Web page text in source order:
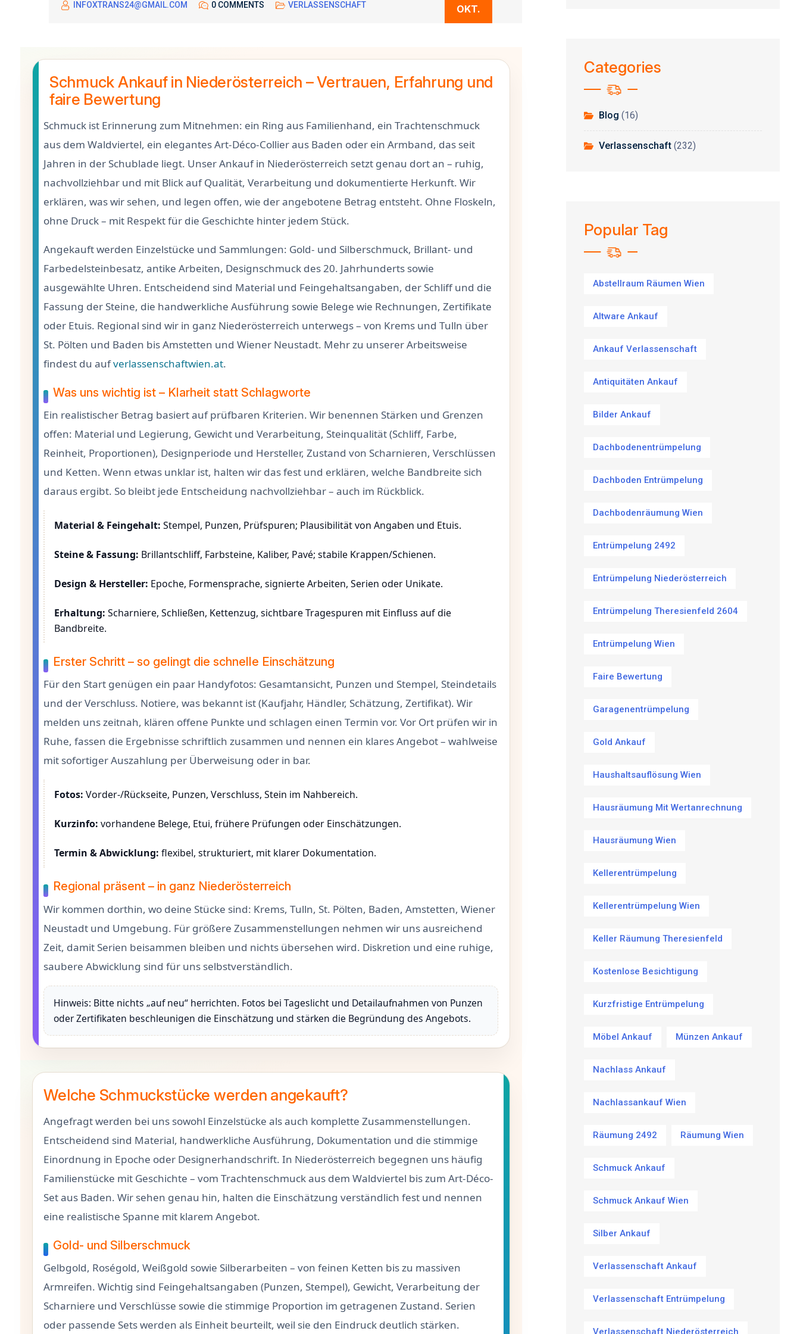
OKT.
INFOXTRANS24@GMAIL.COM 0 COMMENTS VERLASSENSCHAFT
Schmuck Ankauf in Niederösterreich – Vertrauen, Erfahrung und
faire Bewertung
Schmuck ist Erinnerung zum Mitnehmen: ein Ring aus Familienhand, ein Trachtenschmuck
aus dem Waldviertel, ein elegantes Art-Déco-Collier aus Baden oder ein Armband, das seit
Jahren in der Schublade liegt. Unser Ankauf in Niederösterreich setzt genau dort an – ruhig,
nachvollziehbar und mit Blick auf Qualität, Verarbeitung und dokumentierte Herkunft. Wir
erklären, was wir sehen, und legen offen, wie der angebotene Betrag entsteht. Ohne Floskeln,
ohne Druck – mit Respekt für die Geschichte hinter jedem Stück.
Angekauft werden Einzelstücke und Sammlungen: Gold- und Silberschmuck, Brillant- und
Farbedelsteinbesatz, antike Arbeiten, Designschmuck des 20. Jahrhunderts sowie
ausgewählte Uhren. Entscheidend sind Material und Feingehaltsangaben, der Schliff und die
Fassung der Steine, die handwerkliche Ausführung sowie Belege wie Rechnungen, Zertifikate
oder Etuis. Regional sind wir in ganz Niederösterreich unterwegs – von Krems und Tulln über
St. Pölten und Baden bis Amstetten und Wiener Neustadt. Mehr zu unserer Arbeitsweise
findest du aufverlassenschaftwien.at.
Was uns wichtig ist – Klarheit statt Schlagworte
Ein realistischer Betrag basiert auf prüfbaren Kriterien. Wir benennen Stärken und Grenzen
offen: Material und Legierung, Gewicht und Verarbeitung, Steinqualität (Schliff, Farbe,
Reinheit, Proportionen), Designperiode und Hersteller, Zustand von Scharnieren, Verschlüssen
und Ketten. Wenn etwas unklar ist, halten wir das fest und erklären, welche Bandbreite sich
daraus ergibt. So bleibt jede Entscheidung nachvollziehbar – auch im Rückblick.
Material & Feingehalt: Stempel, Punzen, Prüfspuren; Plausibilität von Angaben und Etuis.
Steine & Fassung: Brillantschliff, Farbsteine, Kaliber, Pavé; stabile Krappen/Schienen.
Design & Hersteller: Epoche, Formensprache, signierte Arbeiten, Serien oder Unikate.
Erhaltung: Scharniere, Schließen, Kettenzug, sichtbare Tragespuren mit Einfluss auf die
Bandbreite.
Erster Schritt – so gelingt die schnelle Einschätzung
Für den Start genügen ein paar Handyfotos: Gesamtansicht, Punzen und Stempel, Steindetails
und der Verschluss. Notiere, was bekannt ist (Kaufjahr, Händler, Schätzung, Zertifikat). Wir
melden uns zeitnah, klären offene Punkte und schlagen einen Termin vor. Vor Ort prüfen wir in
Ruhe, fassen die Ergebnisse schriftlich zusammen und nennen ein klares Angebot – wahlweise
mit sofortiger Auszahlung per Überweisung oder in bar.
Fotos: Vorder-/Rückseite, Punzen, Verschluss, Stein im Nahbereich.
Kurzinfo: vorhandene Belege, Etui, frühere Prüfungen oder Einschätzungen.
Termin & Abwicklung: flexibel, strukturiert, mit klarer Dokumentation.
Regional präsent – in ganz Niederösterreich
Wir kommen dorthin, wo deine Stücke sind: Krems, Tulln, St. Pölten, Baden, Amstetten, Wiener
Neustadt und Umgebung. Für größere Zusammenstellungen nehmen wir uns ausreichend
Zeit, damit Serien beisammen bleiben und nichts übersehen wird. Diskretion und eine ruhige,
saubere Abwicklung sind für uns selbstverständlich.
Hinweis: Bitte nichts „auf neu“ herrichten. Fotos bei Tageslicht und Detailaufnahmen von Punzen
oder Zertifikaten beschleunigen die Einschätzung und stärken die Begründung des Angebots.
Welche Schmuckstücke werden angekauft?
Angefragt werden bei uns sowohl Einzelstücke als auch komplette Zusammenstellungen.
Entscheidend sind Material, handwerkliche Ausführung, Dokumentation und die stimmige
Einordnung in Epoche oder Designerhandschrift. In Niederösterreich begegnen uns häufig
Familienstücke mit Geschichte – vom Trachtenschmuck aus dem Waldviertel bis zum Art-Déco-
Set aus Baden. Wir sehen genau hin, halten die Einschätzung verständlich fest und nennen
eine realistische Spanne mit klarem Angebot.
Gold- und Silberschmuck
Gelbgold, Roségold, Weißgold sowie Silberarbeiten – von feinen Ketten bis zu massiven
Armreifen. Wichtig sind Feingehaltsangaben (Punzen, Stempel), Gewicht, Verarbeitung der
Scharniere und Verschlüsse sowie die stimmige Proportion im getragenen Zustand. Serien
oder passende Sets werden als Einheit beurteilt, weil sie den Eindruck deutlich stärken.
Categories
Blog (16)
Verlassenschaft(232)
Popular Tag
Abstellraum Räumen Wien
Altware Ankauf
Ankauf Verlassenschaft
Antiquitäten Ankauf
Bilder Ankauf
Dachbodenentrümpelung
Dachboden Entrümpelung
Dachbodenräumung Wien
Entrümpelung 2492
Entrümpelung Niederösterreich
Entrümpelung Theresienfeld 2604
Entrümpelung Wien
Faire Bewertung
Garagenentrümpelung
Gold Ankauf
Haushaltsauflösung Wien
Hausräumung Mit Wertanrechnung
Hausräumung Wien
Kellerentrümpelung
Kellerentrümpelung Wien
Keller Räumung Theresienfeld
Kostenlose Besichtigung
Kurzfristige Entrümpelung
Möbel Ankauf Münzen Ankauf
Nachlass Ankauf
Nachlassankauf Wien
Räumung 2492 Räumung Wien
Schmuck Ankauf
Schmuck Ankauf Wien
Silber Ankauf
Verlassenschaft Ankauf
Verlassenschaft Entrümpelung